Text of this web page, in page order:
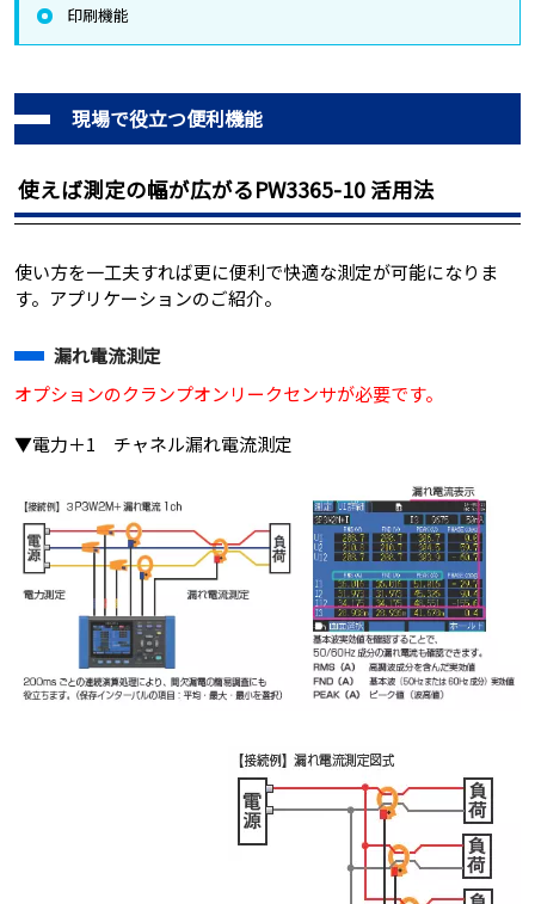
印刷機能
現場で役立つ便利機能
使えば測定の幅が広がるPW3365-10 活用法
使い方を一工夫すれば更に便利で快適な測定が可能になりま
す。アプリケーションのご紹介。
漏れ電流測定
オプションのクランプオンリークセンサが必要です。
▼電力＋1 チャネル漏れ電流測定